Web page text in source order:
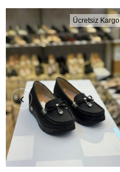
Ücretsiz Kargo